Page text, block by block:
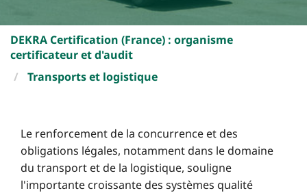
DEKRA Certification (France) : organisme
certificateur et d'audit
Transports et logistique
Le renforcement de la concurrence et des
obligations légales, notamment dans le domaine
du transport et de la logistique, souligne
l'importante croissante des systèmes qualité